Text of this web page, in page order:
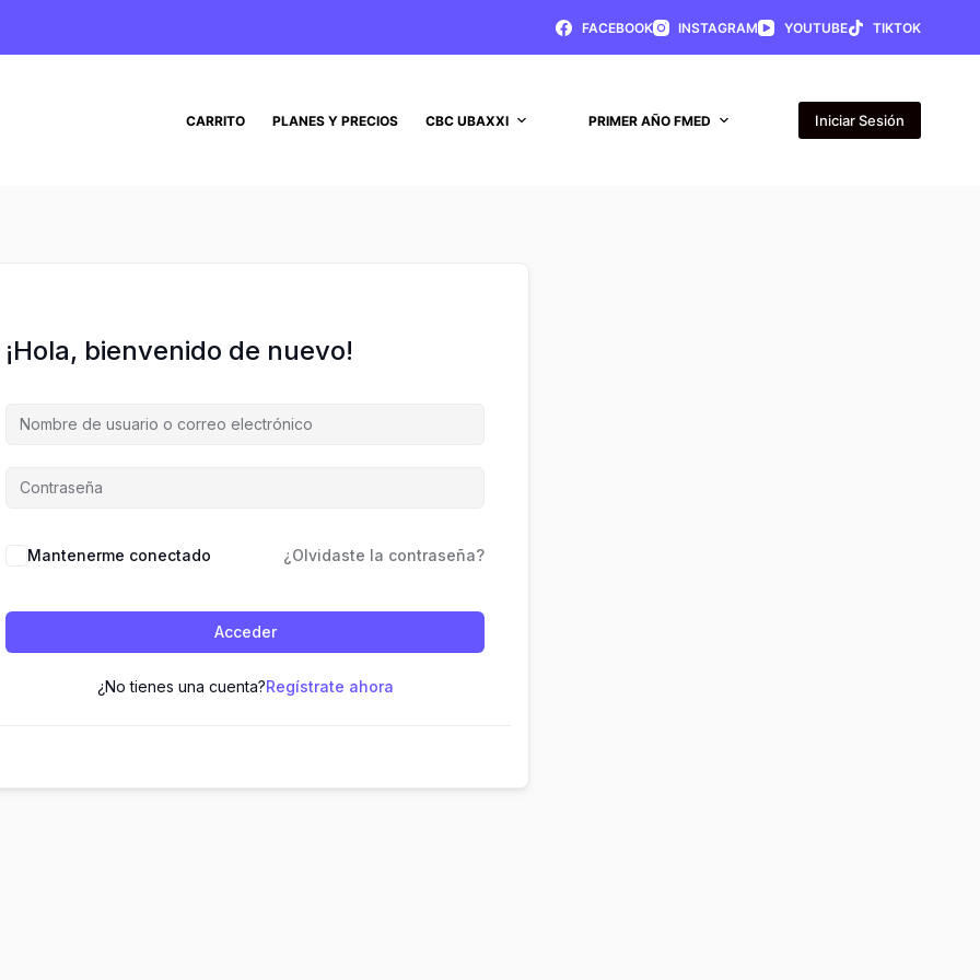
FACEBOOK INSTAGRAM YOUTUBE TIKTOK
CARRITO PLANES Y PRECIOS CBC UBAXXI PRIMER AÑO FMED Iniciar Sesión
¡Hola, bienvenido de nuevo!
Mantenerme conectado ¿Olvidaste la contraseña?
Acceder
¿No tienes una cuenta?Regístrate ahora